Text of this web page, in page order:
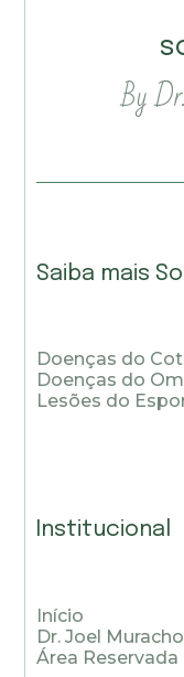
By
Saiba mais
Doenças do
Doenças do
Lesões do
Institucional
Início
Dr. Joel
Área